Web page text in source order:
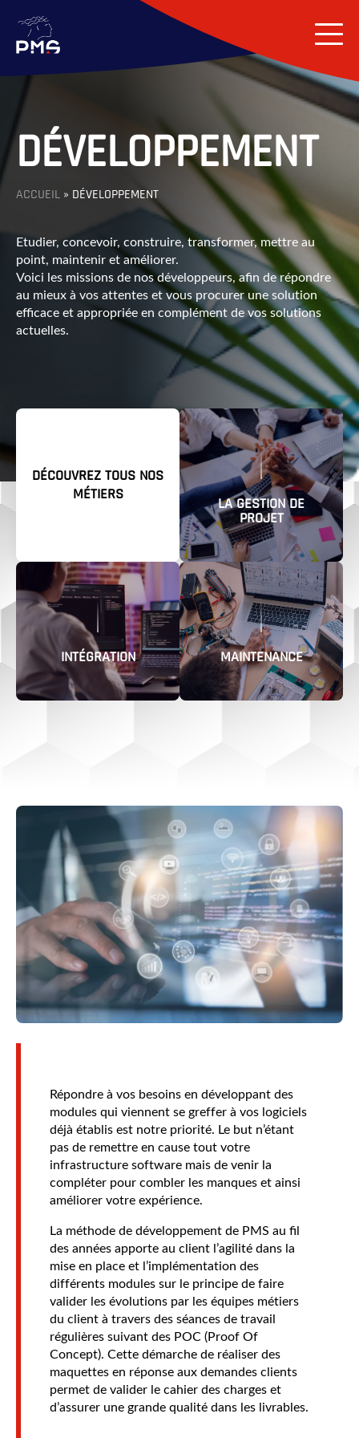
DÉVELOPPEMENT
ACCUEIL » DÉVELOPPEMENT
Etudier, concevoir, construire, transformer, mettre au
point, maintenir et améliorer.
Voici les missions de nos développeurs, afin de répondre
au mieux à vos attentes et vous procurer une solution
efficace et appropriée en complément de vos solutions
actuelles.
DÉCOUVREZ TOUS NOS
MÉTIERS
LA GESTION DE
PROJET
INTÉGRATION MAINTENANCE
Répondre à vos besoins en développant des
modules qui viennent se greffer à vos logiciels
déjà établis est notre priorité. Le but n’étant
pas de remettre en cause tout votre
infrastructure software mais de venir la
compléter pour combler les manques et ainsi
améliorer votre expérience.
La méthode de développement de PMS au fil
des années apporte au client l’agilité dans la
mise en place et l’implémentation des
différents modules sur le principe de faire
valider les évolutions par les équipes métiers
du client à travers des séances de travail
régulières suivant des POC (Proof Of
Concept). Cette démarche de réaliser des
maquettes en réponse aux demandes clients
permet de valider le cahier des charges et
d’assurer une grande qualité dans les livrables.